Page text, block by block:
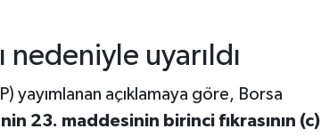
nedeniyle uyarıldı
yayımlanan açıklamaya göre, Borsa
23. maddesinin birinci fıkrasının (c)